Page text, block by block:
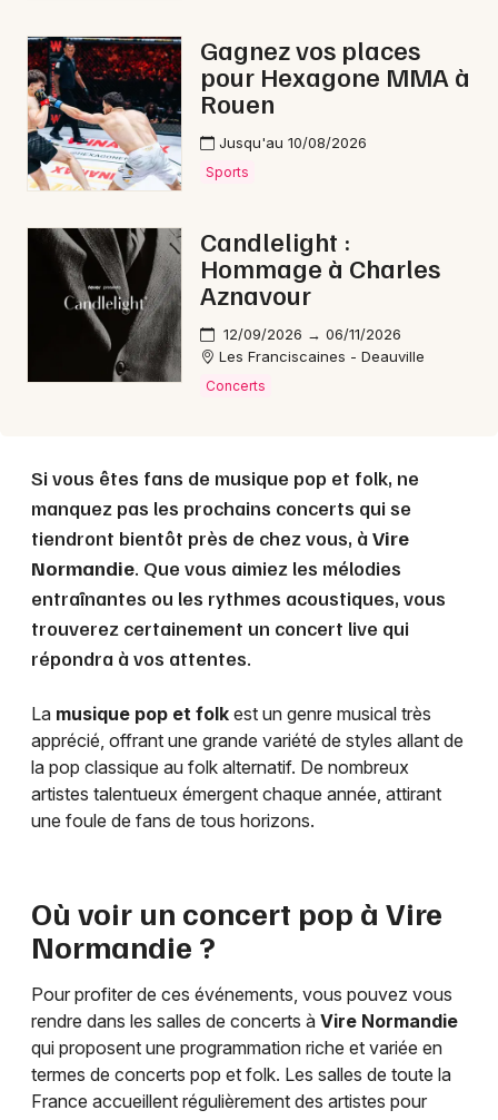
14 - Calvados
Mon email
Je m'abonne
Gagnez vos places
pour Hexagone MMA à
Rouen
Jusqu'au 10/08/2026
Sports
Candlelight :
Hommage à Charles
Aznavour
12/09/2026 → 06/11/2026
Les Franciscaines - Deauville
Concerts
Si vous êtes fans de musique pop et folk, ne
manquez pas les prochains concerts qui se
tiendront bientôt près de chez vous, à Vire
Normandie. Que vous aimiez les mélodies
entraînantes ou les rythmes acoustiques, vous
trouverez certainement un concert live qui
répondra à vos attentes.
La musique pop et folk est un genre musical très
apprécié, offrant une grande variété de styles allant de
la pop classique au folk alternatif. De nombreux
artistes talentueux émergent chaque année, attirant
une foule de fans de tous horizons.
Où voir un concert pop à Vire
Normandie ?
Pour profiter de ces événements, vous pouvez vous
rendre dans les salles de concerts à Vire Normandie
qui proposent une programmation riche et variée en
termes de concerts pop et folk. Les salles de toute la
France accueillent régulièrement des artistes pour